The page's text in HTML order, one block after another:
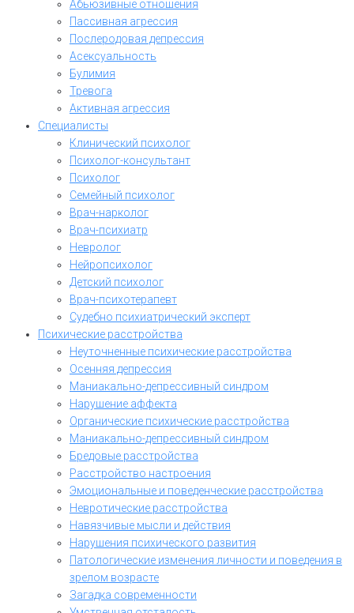
Абьюзивные отношения
Пассивная агрессия
Послеродовая депрессия
Асексуальность
Булимия
Тревога
Активная агрессия
Специалисты
Клинический психолог
Психолог-консультант
Психолог
Семейный психолог
Врач-нарколог
Врач-психиатр
Невролог
Нейропсихолог
Детский психолог
Врач-психотерапевт
Судебно психиатрический эксперт
Психические расстройства
Неуточненные психические расстройства
Осенняя депрессия
Маниакально-депрессивный синдром
Нарушение аффекта
Органические психические расстройства
Маниакально-депрессивный синдром
Бредовые расстройства
Расстройство настроения
Эмоциональные и поведенческие расстройства
Невротические расстройства
Навязчивые мысли и действия
Нарушения психического развития
Патологические изменения личности и поведения в
зрелом возрасте
Загадка современности